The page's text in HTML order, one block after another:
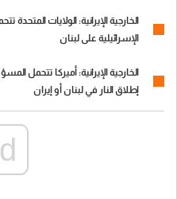
الخارجية الإيرانية: الولايات
الإسرائيلية على لبنان
الخارجية الإيرانية: أميركا تتحمل
إطلاق النار في لبنان أو إيران